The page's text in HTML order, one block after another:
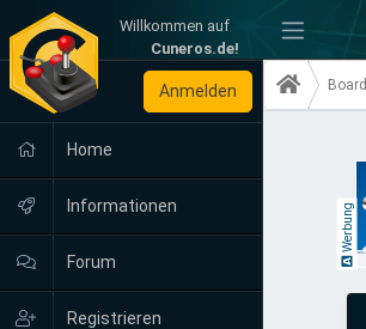
Willkommen auf
Cuneros.de!
-
Anmelden
Home
Informationen
Forum
Registrieren
Board
Werbung